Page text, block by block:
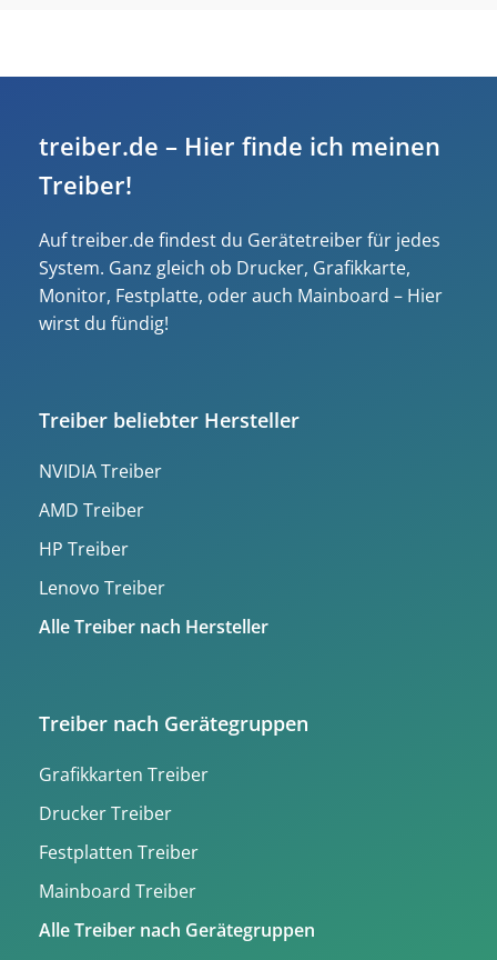
treiber.de – Hier finde ich meinen
Treiber!
Auf treiber.de findest du Gerätetreiber für jedes
System. Ganz gleich ob Drucker, Grafikkarte,
Monitor, Festplatte, oder auch Mainboard – Hier
wirst du fündig!
Treiber beliebter Hersteller
NVIDIA Treiber
AMD Treiber
HP Treiber
Lenovo Treiber
Alle Treiber nach Hersteller
Treiber nach Gerätegruppen
Grafikkarten Treiber
Drucker Treiber
Festplatten Treiber
Mainboard Treiber
Alle Treiber nach Gerätegruppen